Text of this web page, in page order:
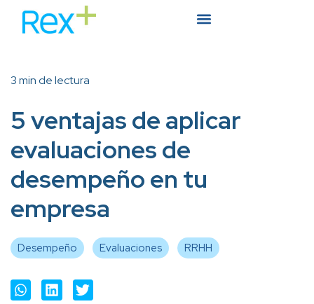
3 min de lectura
5 ventajas de aplicar
evaluaciones de
desempeño en tu
empresa
Desempeño Evaluaciones RRHH